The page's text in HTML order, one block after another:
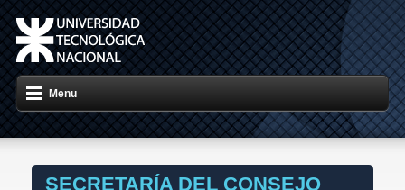
Menu
SECRETARÍA DEL CONSEJO